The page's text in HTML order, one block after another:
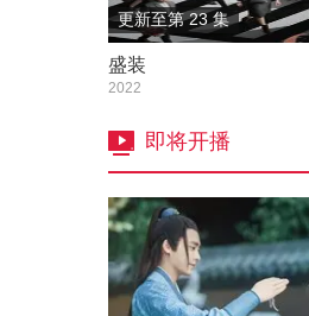
更新至第 23 集
盛装
2022
即将开播